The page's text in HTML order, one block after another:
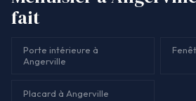
fait
Porte intérieure à
Angerville
Placard à Angerville